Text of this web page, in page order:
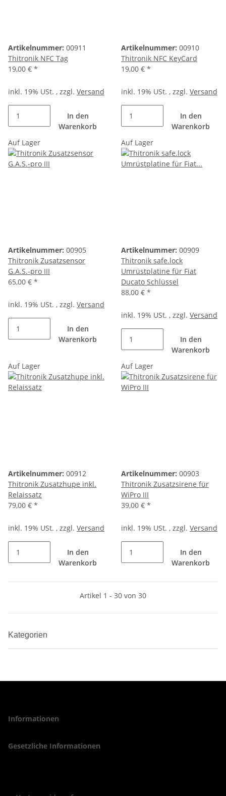
Artikelnummer: 00911
Thitronik NFC Tag
19,00 € *
inkl. 19% USt. , zzgl. Versand
In den
Warenkorb
Artikelnummer: 00910
Thitronik NFC KeyCard
19,00 € *
inkl. 19% USt. , zzgl. Versand
In den
Warenkorb
Auf Lager
Artikelnummer: 00905
Thitronik Zusatzsensor
G.A.S.-pro III
65,00 € *
inkl. 19% USt. , zzgl. Versand
In den
Warenkorb
Auf Lager
Artikelnummer: 00909
Thitronik safe.lock
Umrüstplatine für Fiat
Ducato Schlüssel
88,00 € *
inkl. 19% USt. , zzgl. Versand
In den
Warenkorb
Auf Lager
Artikelnummer: 00912
Thitronik Zusatzhupe inkl.
Relaissatz
79,00 € *
inkl. 19% USt. , zzgl. Versand
In den
Warenkorb
Auf Lager
Artikelnummer: 00903
Thitronik Zusatzsirene für
WiPro III
39,00 € *
inkl. 19% USt. , zzgl. Versand
In den
Warenkorb
Artikel 1 - 30 von 30
Kategorien
Informationen
Gesetzliche Informationen